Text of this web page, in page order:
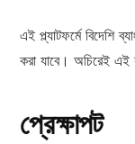
এই প্ল্যাটফর্মে বিদেশি
করা যাবে। অচিরেই এই
প্রেক্ষাপট